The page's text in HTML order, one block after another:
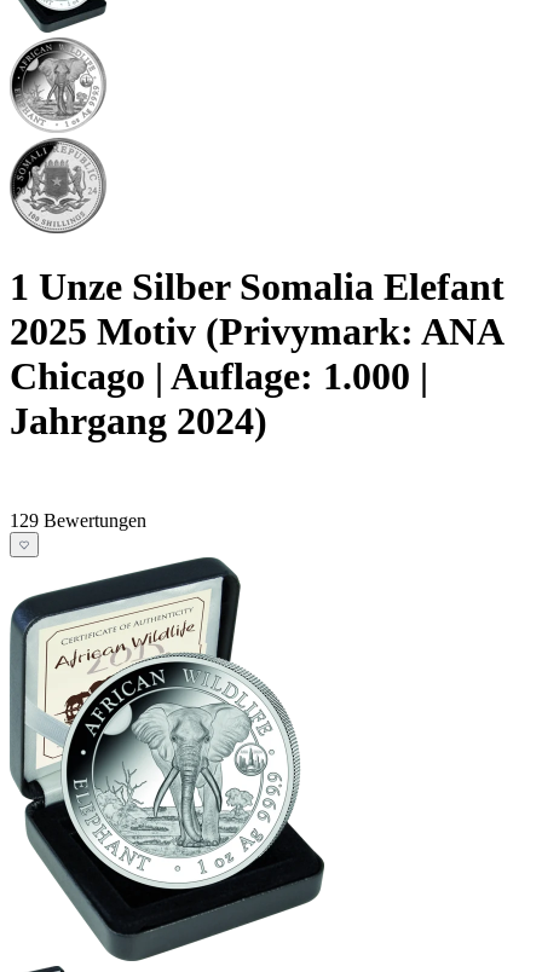
1 Unze Silber Somalia Elefant
2025 Motiv (Privymark: ANA
Chicago | Auflage: 1.000 |
Jahrgang 2024)
129 Bewertungen